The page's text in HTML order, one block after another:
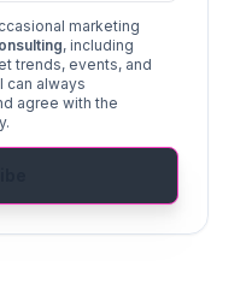
marketing
, including
trends, events, and
can always
agree with the